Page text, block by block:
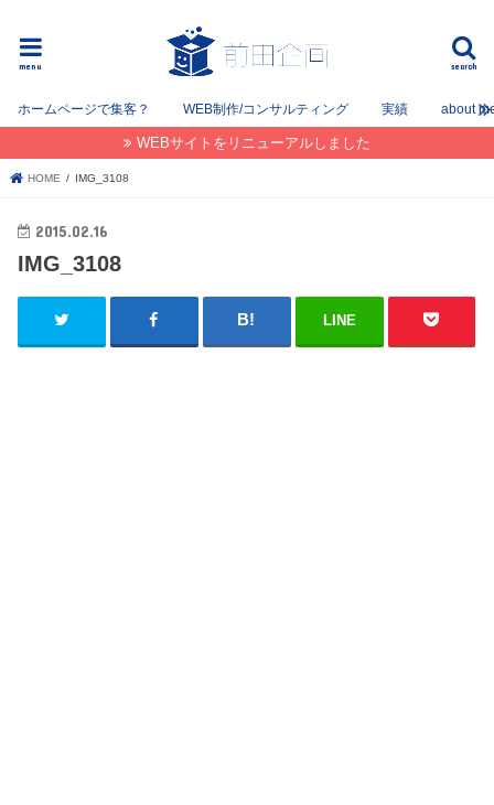
search
menu
ホームページで集客？ WEB制作/コンサルティング 実績 about
WEBサイトをリニューアルしました
HOME IMG_3108
2015.02.16
IMG_3108
LINE